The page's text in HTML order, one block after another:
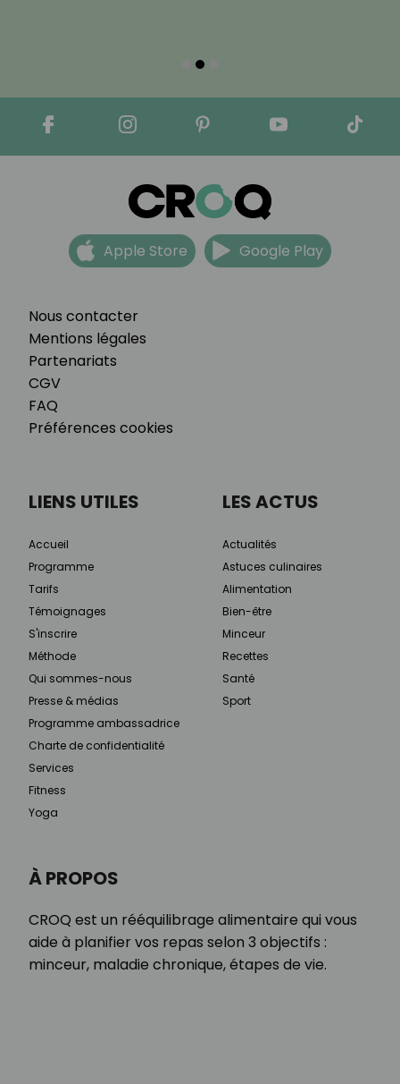
Nous contacter
Mentions légales
Partenariats
CGV
FAQ
Préférences cookies
Apple Store Google Play
À PROPOS
CROQ est un rééquilibrage alimentaire qui vous
aide à planifier vos repas selon 3 objectifs :
minceur, maladie chronique, étapes de vie.
LIENS UTILES
Accueil
Programme
Tarifs
Témoignages
S'inscrire
Méthode
Qui sommes-nous
Presse & médias
Programme ambassadrice
Charte de confidentialité
Services
Fitness
Yoga
LES ACTUS
Actualités
Astuces culinaires
Alimentation
Bien-être
Minceur
Recettes
Santé
Sport